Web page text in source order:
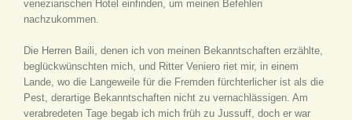
venezianschen Hotel einfinden, um meinen Befehlen
nachzukommen.
Die Herren Baili, denen ich von meinen Bekanntschaften erzählte,
beglückwünschten mich, und Ritter Veniero riet mir, in einem
Lande, wo die Langeweile für die Fremden fürchterlicher ist als die
Pest, derartige Bekanntschaften nicht zu vernachlässigen. Am
verabredeten Tage begab ich mich früh zu Jussuff, doch er war